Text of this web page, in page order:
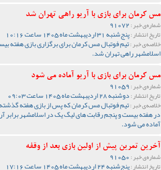
مس کرمان برای بازی با آریو راهی تهران شد
شماره‌ی خبر :
تاریخ انتشار :پنج‌شنبه 31 اردیبهشت ماه 1405 ساعت 10:16
خلاصه‌ی خبر :تیم فوتبال مس کرمان برای برگزاری بازی هفته
اسلامشهر راهی تهران شد.
مس کرمان برای بازی با آریو آماده می شود
شماره‌ی خبر :
تاریخ انتشار :دوشنبه 28 اردیبهشت ماه 1405 ساعت 09:03
خلاصه‌ی خبر :تیم فوتبال مس کرمان که پس از بازی هفته
در هفته بیست و پنجم رقابت های لیگ یک در اسلامشهر برابر
آماده می شود.
آخرین تمرین پیش از اولین بازی بعد از وقفه
شماره‌ی خبر :
تاریخ انتشار :پنج‌شنبه 24 اردیبهشت ماه 1405 ساعت 17:16